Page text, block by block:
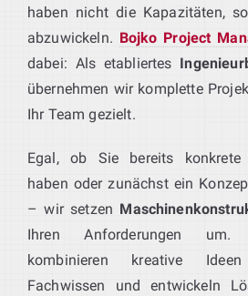
haben nicht die Kapazitäten,
abzuwickeln. Bojko Project
dabei: Als etabliertes
übernehmen wir komplette
Ihr Team gezielt.
Egal, ob Sie bereits konkrete
haben oder zunächst ein
– wir setzen
Ihren Anforderungen um.
kombinieren kreative
Fachwissen und entwickeln